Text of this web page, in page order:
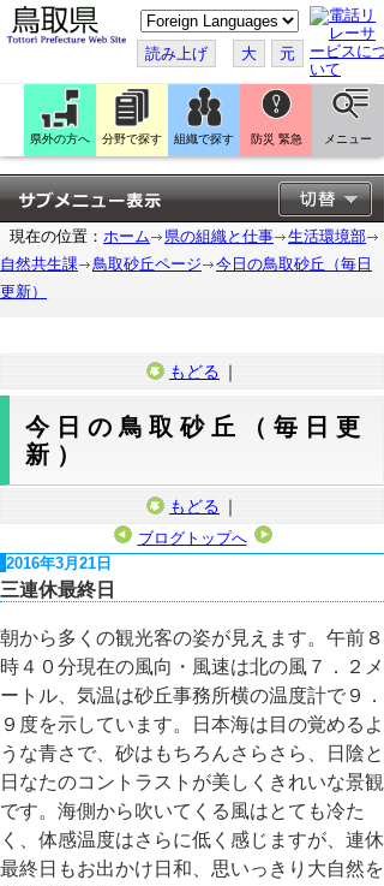
こ
の
ペ
ー
ジ
翻
訳
す
る
読み上げ 大 元
県外の方へ 分野で探す 組織で探す 防災 緊急 メニュー
現在の位置： ホーム 県の組織と仕事
生活環境部
自然共生課
鳥取砂丘ページ
今日の鳥取砂丘（毎日
更新）
もどる ｜
今日の鳥取砂丘（毎日更
新）
もどる ｜
ブログトップへ
2016年3月21日
三連休最終日
朝から多くの観光客の姿が見えます。午前８
時４０分現在の風向・風速は北の風７．２メ
ートル、気温は砂丘事務所横の温度計で９．
９度を示しています。日本海は目の覚めるよ
うな青さで、砂はもちろんさらさら、日陰と
日なたのコントラストが美しくきれいな景観
です。海側から吹いてくる風はとても冷た
く、体感温度はさらに低く感じますが、連休
最終日もお出かけ日和、思いっきり大自然を